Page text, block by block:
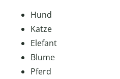
Hund
Katze
Elefant
Blume
Pferd